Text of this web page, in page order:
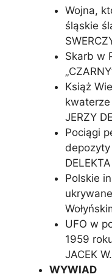
Wojna,
śląskie
Skarb w
Książ
kwaterze
JERZY
Pociągi
depozyty
DELEKTA
Polskie
UFO w
1959
JACEK
WYWIAD